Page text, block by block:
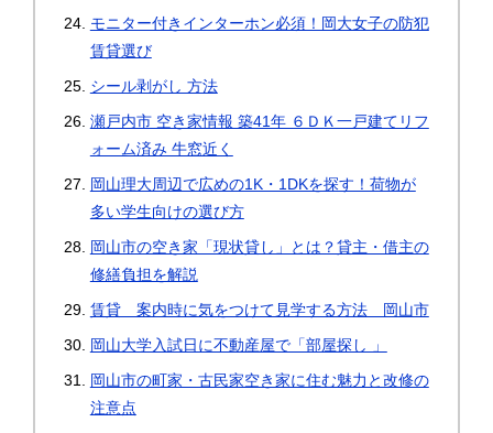
モニター付きインターホン必須！岡大女子の防犯
賃貸選び
シール剥がし 方法
瀬戸内市 空き家情報 築41年 ６ＤＫ一戸建てリフ
ォーム済み 牛窓近く
岡山理大周辺で広めの1K・1DKを探す！荷物が
多い学生向けの選び方
岡山市の空き家「現状貸し」とは？貸主・借主の
修繕負担を解説
賃貸 案内時に気をつけて見学する方法 岡山市
岡山大学入試日に不動産屋で「部屋探し 」
岡山市の町家・古民家空き家に住む魅力と改修の
注意点